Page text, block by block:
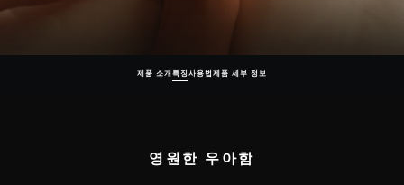
제품 소개 특징 사용법 제품 세부 정보
영원한 우아함